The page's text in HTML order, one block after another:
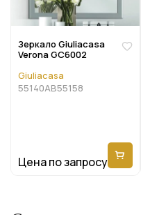
Зеркало Giuliacasa
Verona GC6002
Giuliacasa
55140AB55158
Цена по запросу